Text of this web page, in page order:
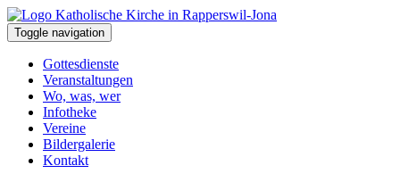
Toggle navigation
Gottesdienste
Veranstaltungen
Wo, was, wer
Infotheke
Vereine
Bildergalerie
Kontakt